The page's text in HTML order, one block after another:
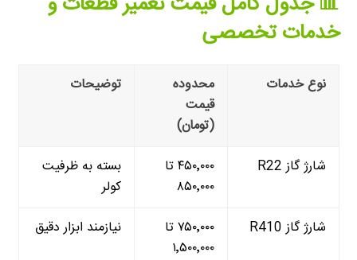
خدمات تخصصی
نوع خدمات
محدوده
قیمت
(تومان)
توضیحات
شارژ گاز R22
۴۵۰٬۰۰۰ تا
۸۵۰٬۰۰۰
بسته به ظرفیت
کولر
شارژ گاز R410
۷۵۰٬۰۰۰ تا
۱٬۵۰۰٬۰۰۰
نیازمند ابزار دقیق